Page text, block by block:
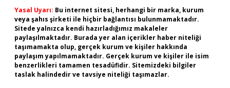
Yasal Uyarı: Bu internet sitesi, herhangi bir marka, kurum
veya şahıs şirketi ile hiçbir bağlantısı bulunmamaktadır.
Sitede yalnızca kendi hazırladığımız makaleler
paylaşılmaktadır. Burada yer alan içerikler haber niteliği
taşımamakta olup, gerçek kurum ve kişiler hakkında
paylaşım yapılmamaktadır. Gerçek kurum ve kişiler ile isim
benzerlikleri tamamen tesadüfidir. Sitemizdeki bilgiler
taslak halindedir ve tavsiye niteliği taşımazlar.